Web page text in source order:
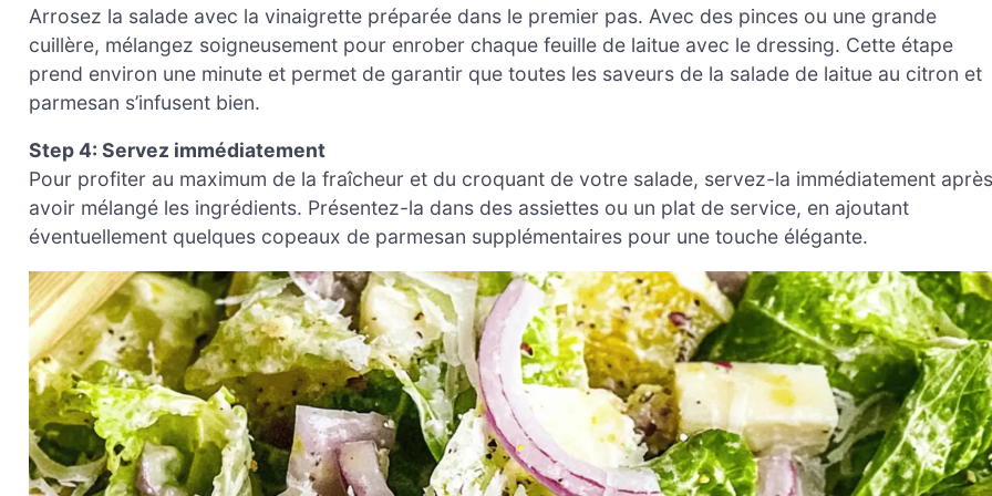
Arrosez la salade avec la vinaigrette préparée dans le premier pas. Avec des pinces ou une grande
cuillère, mélangez soigneusement pour enrober chaque feuille de laitue avec le dressing. Cette étape
prend environ une minute et permet de garantir que toutes les saveurs de la salade de laitue au citron et
parmesan s’infusent bien.
Step 4: Servez immédiatement
Pour profiter au maximum de la fraîcheur et du croquant de votre salade, servez-la immédiatement après
avoir mélangé les ingrédients. Présentez-la dans des assiettes ou un plat de service, en ajoutant
éventuellement quelques copeaux de parmesan supplémentaires pour une touche élégante.